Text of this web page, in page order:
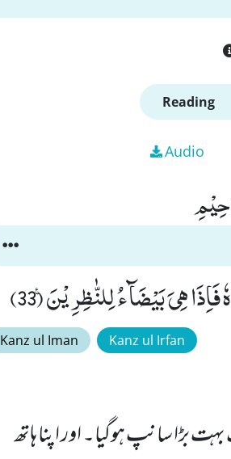
Reading
Audio
Kanz ul Iman Kanz ul Irfan
بڑا سانپ ہوگیا۔ اور اپنا ہاتھ